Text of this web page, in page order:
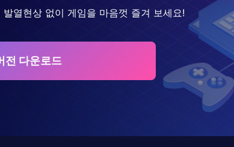
열현상 없이 게임을 마음껏 즐겨 보세요!
전 다운로드